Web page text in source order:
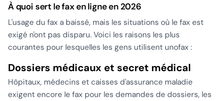
À quoi sert le fax en ligne en 2026
L'usage du fax a baissé, mais les situations où le fax est
exigé n'ont pas disparu. Voici les raisons les plus
courantes pour lesquelles les gens utilisent unofax :
Dossiers médicaux et secret médical
Hôpitaux, médecins et caisses d'assurance maladie
exigent encore le fax pour les demandes de dossiers, les